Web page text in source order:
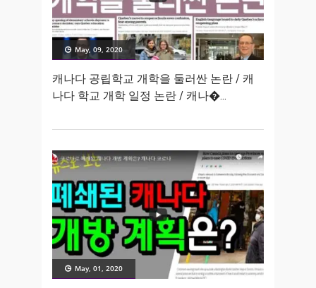
May, 09, 2020
캐나다 공립학교 개학을 둘러싼 논란 / 캐
나다 학교 개학 일정 논란 / 캐나�
May, 01, 2020